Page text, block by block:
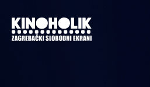
glavni
sadržaj